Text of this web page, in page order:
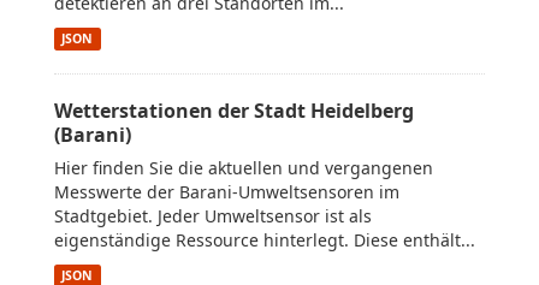
JSON
Wetterstationen der Stadt Heidelberg
(Barani)
Hier finden Sie die aktuellen und vergangenen
Messwerte der Barani-Umweltsensoren im
Stadtgebiet. Jeder Umweltsensor ist als
eigenständige Ressource hinterlegt. Diese enthält...
JSON